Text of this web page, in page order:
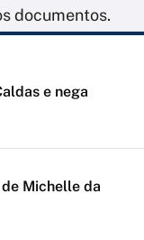
documentos.
e nega
Michelle da